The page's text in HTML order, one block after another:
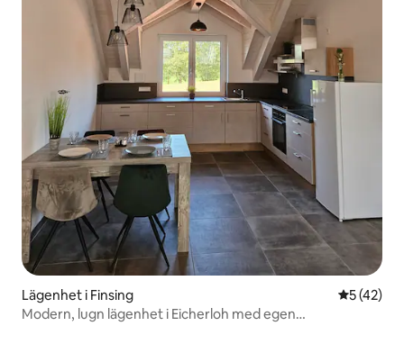
Lägenhet i Finsing 5 av 5 i
5 (42)
Modern, lugn lägenhet i Eicherloh med egen